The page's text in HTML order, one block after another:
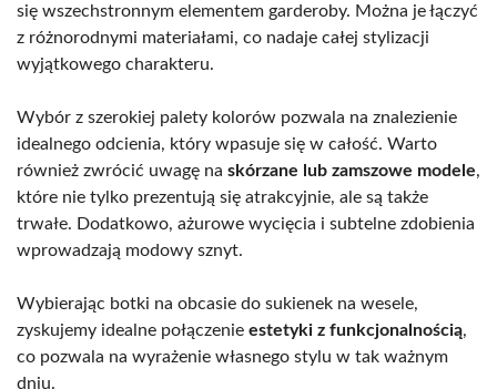
się wszechstronnym elementem garderoby. Można je łączyć
z różnorodnymi materiałami, co nadaje całej stylizacji
wyjątkowego charakteru.
Wybór z szerokiej palety kolorów pozwala na znalezienie
idealnego odcienia, który wpasuje się w całość. Warto
również zwrócić uwagę na skórzane lub zamszowe modele,
które nie tylko prezentują się atrakcyjnie, ale są także
trwałe. Dodatkowo, ażurowe wycięcia i subtelne zdobienia
wprowadzają modowy sznyt.
Wybierając botki na obcasie do sukienek na wesele,
zyskujemy idealne połączenie estetyki z funkcjonalnością,
co pozwala na wyrażenie własnego stylu w tak ważnym
dniu.